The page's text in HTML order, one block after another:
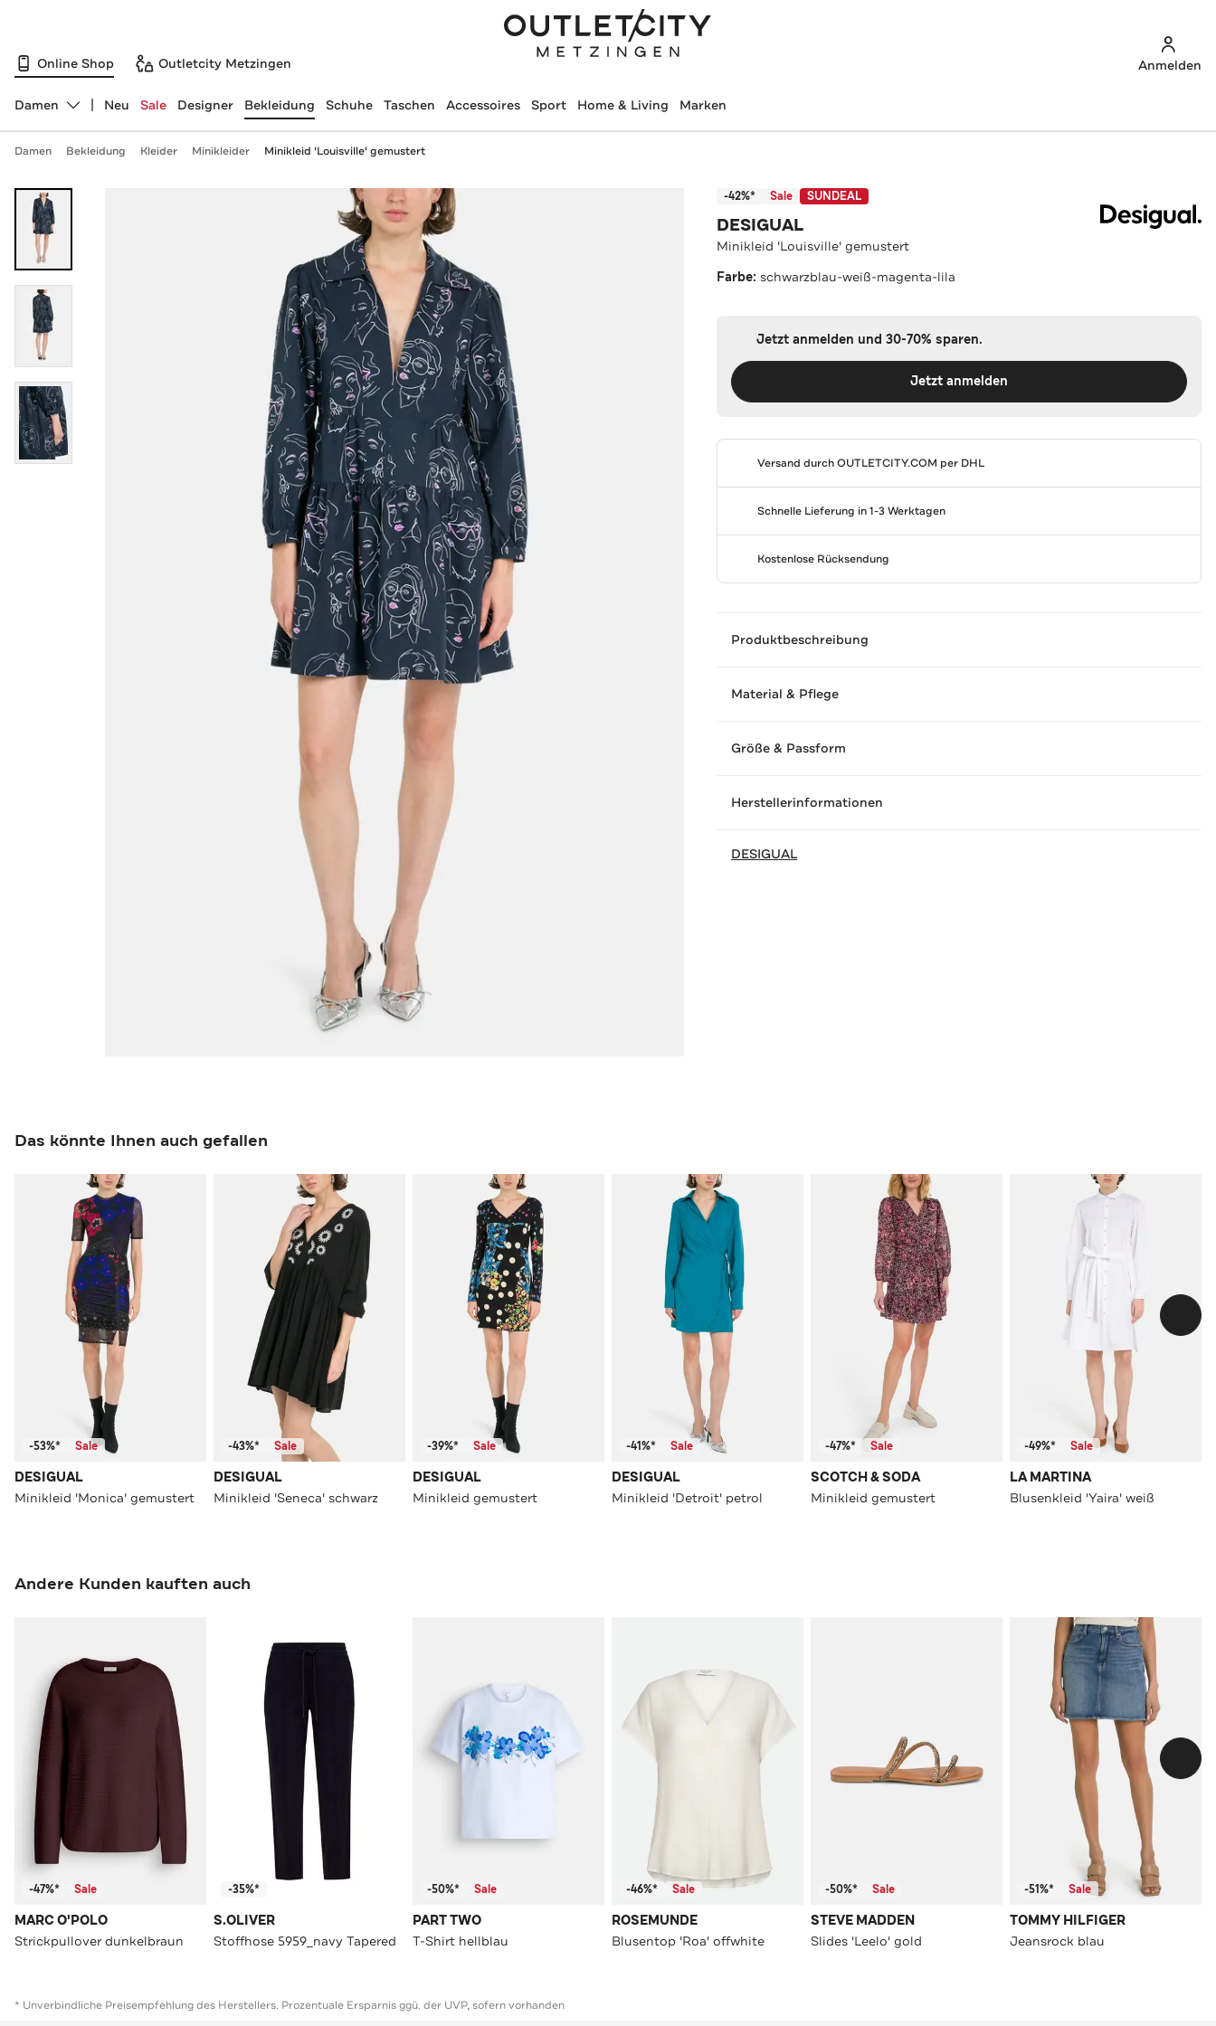
Online Shop Outletcity Metzingen Anmelden
Abteilung ändern, ausgewählt:
Damen Neu Sale Designer Bekleidung Schuhe Taschen Accessoires Sport Home & Living Marken
Damen Bekleidung Kleider Minikleider Minikleid 'Louisville' gemustert
-42%* Sale SUNDEAL
DESIGUAL
Minikleid 'Louisville' gemustert
Farbe: schwarzblau-weiß-magenta-lila
Jetzt anmelden und 30-70% sparen.
Jetzt anmelden
Versand durchOUTLETCITY.COM per DHL
Schnelle Lieferung in 1-3 Werktagen
Kostenlose Rücksendung
Produktbeschreibung
Material & Pflege
Größe & Passform
Herstellerinformationen
DESIGUAL
Das könnte Ihnen auch gefallen
-53%* Sale
DESIGUAL
Minikleid 'Monica' gemustert
-43%* Sale
DESIGUAL
Minikleid 'Seneca' schwarz
-39%* Sale
DESIGUAL
Minikleid gemustert
-41%* Sale
DESIGUAL
Minikleid 'Detroit' petrol
-47%* Sale
SCOTCH & SODA
Minikleid gemustert
-49%* Sale
LA MARTINA
Blusenkleid 'Yaira' weiß
Andere Kunden kauften auch
-47%* Sale
MARC O'POLO
Strickpullover dunkelbraun
-35%*
S.OLIVER
Stoffhose 5959_navy Tapered
-50%* Sale
PART TWO
T-Shirt hellblau
-46%* Sale
ROSEMUNDE
Blusentop 'Roa' offwhite
-50%* Sale
STEVE MADDEN
Slides 'Leelo' gold
-51%* Sale
TOMMY HILFIGER
Jeansrock blau
* Unverbindliche Preisempfehlung des Herstellers. Prozentuale Ersparnis ggü. der UVP, sofern vorhanden